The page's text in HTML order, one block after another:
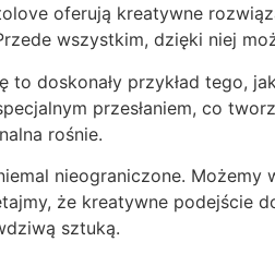
oferują kreatywne
wszystkim, dzięki niej
to doskonały przykład tego,
przesłaniem, co
rośnie.
nieograniczone.
że kreatywne podejście
sztuką.